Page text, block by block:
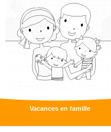
Vacances en famille